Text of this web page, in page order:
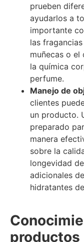
prueben
ayudarlos a
importante
las
muñecas o
la química
perfume.
Manejo de
clientes
un producto.
preparado
manera
sobre la
longevidad
adicionales
hidratantes
productos